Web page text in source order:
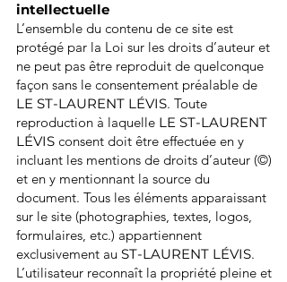
intellectuelle
L’ensemble du contenu de ce site est
protégé par la Loi sur les droits d’auteur et
ne peut pas être reproduit de quelconque
façon sans le consentement préalable de
LE ST-LAURENT LÉVIS. Toute
reproduction à laquelle LE ST-LAURENT
LÉVIS consent doit être effectuée en y
incluant les mentions de droits d’auteur (©)
et en y mentionnant la source du
document. Tous les éléments apparaissant
sur le site (photographies, textes, logos,
formulaires, etc.) appartiennent
exclusivement au ST-LAURENT LÉVIS.
L’utilisateur reconnaît la propriété pleine et